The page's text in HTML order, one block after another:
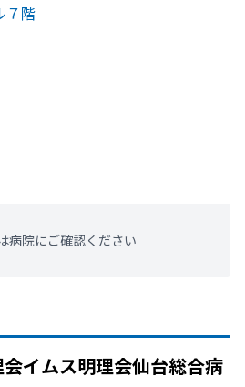
７階
病院にご確認ください
イムス明理会仙台総合病